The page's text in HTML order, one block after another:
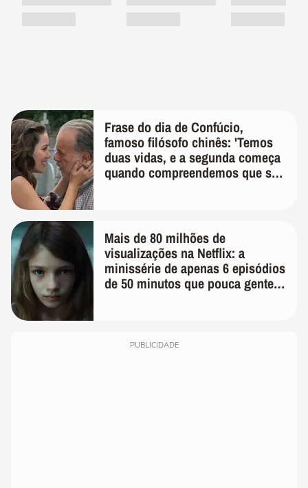
Frase do dia de Confúcio,
famoso filósofo chinês: 'Temos
duas vidas, e a segunda começa
quando compreendemos que só
Mais de 80 milhões de
visualizações na Netflix: a
minissérie de apenas 6 episódios
de 50 minutos que pouca gente
PUBLICIDADE